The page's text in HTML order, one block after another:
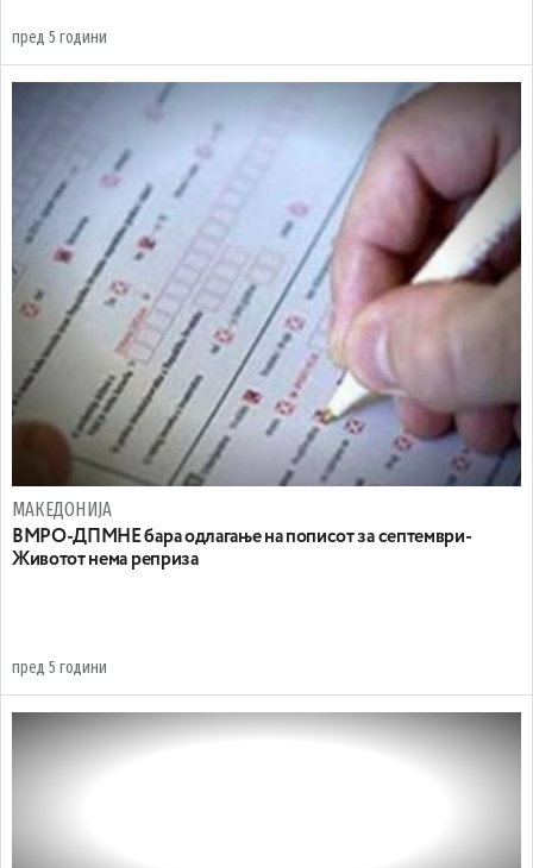
пред 5 години
МАКЕДОНИЈА
ВМРО-ДПМНЕ бара одлагање на пописот за септември-
Животот нема реприза
пред 5 години